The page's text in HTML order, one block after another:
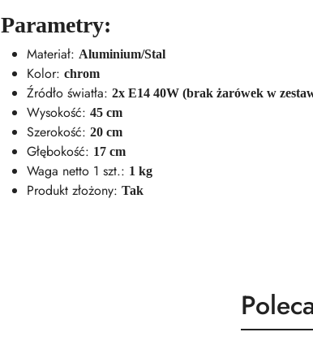
Parametry:
Materiał: Aluminium/Stal
Kolor: chrom
Źródło światła: 2x E14 40W (brak żarówek w
Wysokość: 45 cm
Szerokość: 20 cm
Głębokość: 17 cm
Waga netto 1 szt.: 1 kg
Produkt złożony: Tak
o